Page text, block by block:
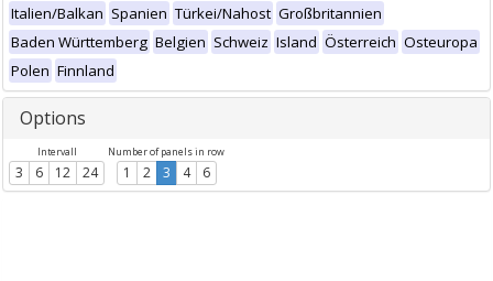
Italien/Balkan Spanien Türkei/Nahost Großbritannien
Baden Württemberg Belgien Schweiz Island Österreich Osteuropa
Polen Finnland
Options
Intervall
3 6 12 24
Number of panels in row
1 2 3 4 6